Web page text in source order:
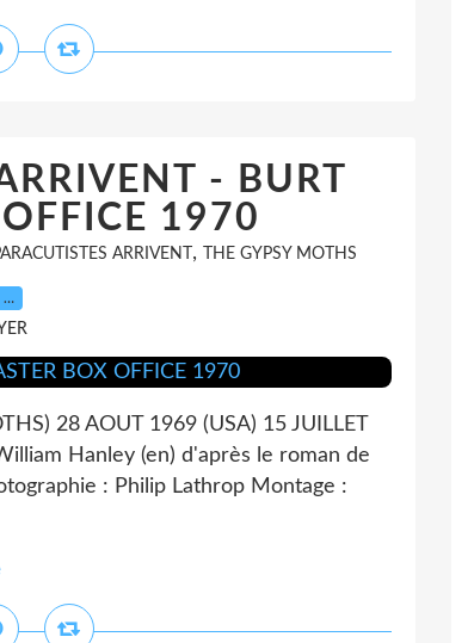
- BURT
1970
ARRIVENT , THE GYPSY MOTHS
…
28 AOUT 1969 (USA) 15 JUILLET
Hanley (en) d'après le roman de
: Philip Lathrop Montage :